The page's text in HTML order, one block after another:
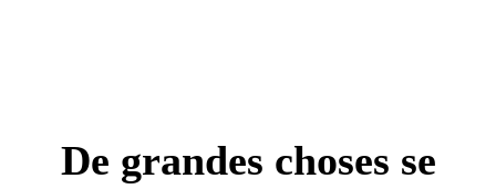
De grandes choses se